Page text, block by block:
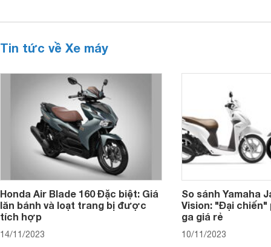
Tin tức về Xe máy
Honda Air Blade 160 Đặc biệt: Giá
lăn bánh và loạt trang bị được
tích hợp
14/11/2023
So sánh Yamaha
Vision: "Đại chiến"
ga giá rẻ
10/11/2023